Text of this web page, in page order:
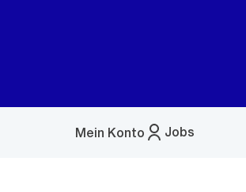
Jobs
Mein Konto
Menü